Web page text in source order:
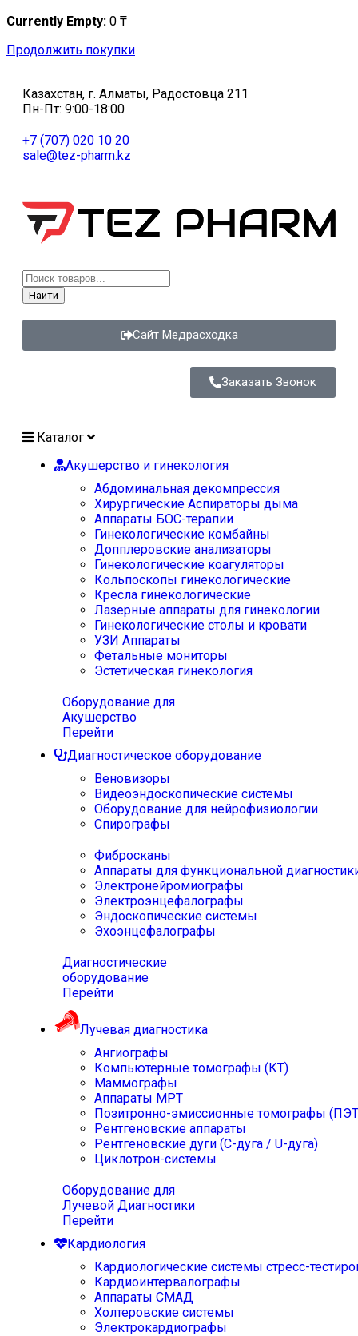
Currently Empty: 0 ₸
Продолжить покупки
Казахстан, г. Алматы, Радостовца 211
Пн-Пт: 9:00-18:00
+7 (707) 020 10 20
sale@tez-pharm.kz
Найти
Сайт Медрасходка
Заказать Звонок
Каталог
Акушерство и гинекология
Абдоминальная декомпрессия
Хирургические Аспираторы дыма
Аппараты БОС-терапии
Гинекологические комбайны
Допплеровские анализаторы
Гинекологические коагуляторы
Кольпоскопы гинекологические
Кресла гинекологические
Лазерные аппараты для гинекологии
Гинекологические столы и кровати
УЗИ Аппараты
Фетальные мониторы
Эстетическая гинекология
Оборудование для
Акушерство
Перейти
Диагностическое оборудование
Веновизоры
Видеоэндоскопические системы
Оборудование для нейрофизиологии
Спирографы
Фибросканы
Аппараты для функциональной
Электронейромиографы
Электроэнцефалографы
Эндоскопические системы
Эхоэнцефалографы
Диагностические
оборудование
Перейти
Лучевая диагностика
Ангиографы
Компьютерные томографы (КТ)
Маммографы
Аппараты МРТ
Позитронно-эмиссионные томографы
Рентгеновские аппараты
Рентгеновские дуги (С-дуга / U-дуга)
Циклотрон-системы
Оборудование для
Лучевой Диагностики
Перейти
Кардиология
Кардиологические системы стресс-
Кардиоинтервалографы
Аппараты СМАД
Холтеровские системы
Электрокардиографы